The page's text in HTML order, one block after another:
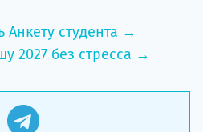
Анкету студента →
2027 без стресса →